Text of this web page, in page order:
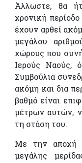
Άλλωστε, θα
χρονική
έχουν αρθεί
μεγάλου
χώρους που
Ιερούς Ναούς,
Συμβούλια
ακόμη και δια
βαθμό είναι
μέτρων αυτών,
τη στάση του.
Με την αποχή
μεγάλης